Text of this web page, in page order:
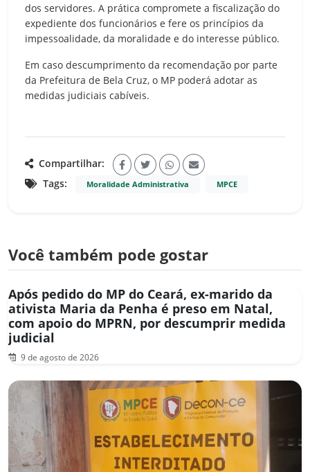
dos servidores. A prática compromete a fiscalização do
expediente dos funcionários e fere os princípios da
impessoalidade, da moralidade e do interesse público.
Em caso descumprimento da recomendação por parte
da Prefeitura de Bela Cruz, o MP poderá adotar as
medidas judiciais cabíveis.
Compartilhar:
Tags:
Moralidade Administrativa MPCE
Você também pode gostar
Após pedido do MP do Ceará, ex-marido da
ativista Maria da Penha é preso em Natal,
com apoio do MPRN, por descumprir medida
judicial
9 de agosto de 2026